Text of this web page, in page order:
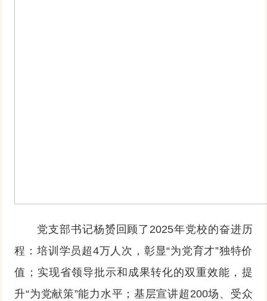
党支部书记杨赟回顾了2025年党校的奋进历
程：培训学员超4万人次，彰显“为党育才”独特价
值；实现省领导批示和成果转化的双重效能，提
升“为党献策”能力水平；基层宣讲超200场、受众